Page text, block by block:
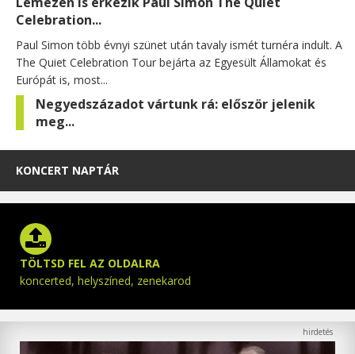
Celebration...
Paul Simon több évnyi szünet után tavaly ismét turnéra indult. A
The Quiet Celebration Tour bejárta az Egyesült Államokat és
Európát is, most...
Negyedszázadot vártunk rá: először jelenik
meg...
KONCERT NAPTÁR
TÖLTSD FEL AZ OLDALRA
koncerted, helyszíned, zenekarod